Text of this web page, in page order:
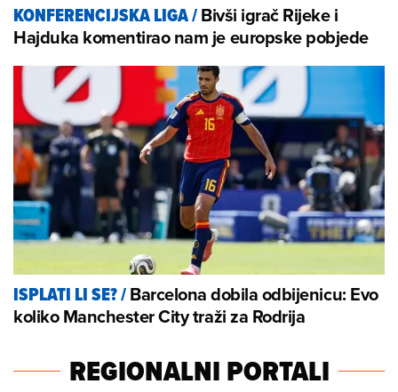
KONFERENCIJSKA LIGA/Bivši igrač Rijeke i
Hajduka komentirao nam je europske pobjede
ISPLATI LI SE?/Barcelona dobila odbijenicu: Evo
koliko Manchester City traži za Rodrija
REGIONALNI PORTALI